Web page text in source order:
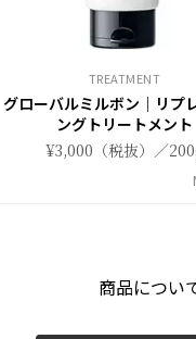
TREATMENT
グローバルミルボン｜リプ
ングトリートメント
¥3,000（税抜）／
商品につい